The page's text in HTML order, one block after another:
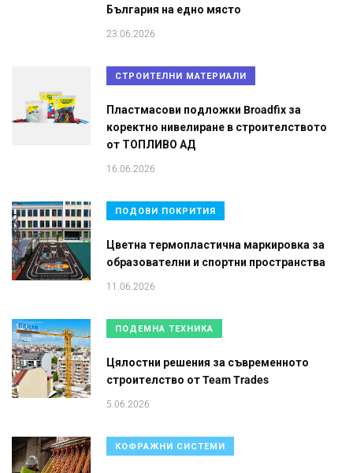
България на едно място
23.06.2026
СТРОИТЕЛНИ МАТЕРИАЛИ
Пластмасови подложки Broadfix за
коректно нивелиране в строителството
от ТОПЛИВО АД
16.06.2026
ПОДОВИ ПОКРИТИЯ
Цветна термопластична маркировка за
образователни и спортни пространства
11.06.2026
ПОДЕМНА ТЕХНИКА
Цялостни решения за съвременното
строителство от Team Trades
5.06.2026
КОФРАЖНИ СИСТЕМИ